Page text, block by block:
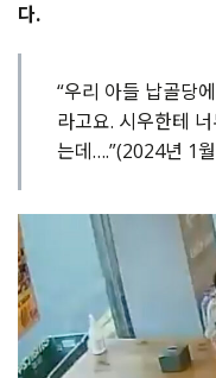
다.
“우리 아들 납골당
라고요. 시우한테
는데….”(2024년 1